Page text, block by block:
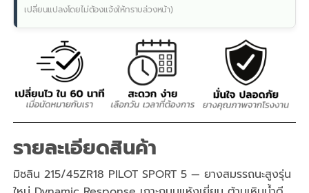
เปลี่ยนแปลงโดยไม่ต้องแจ้งให้ทราบล่วงหน้า)
รายละเอียดสินค้า
มิชลิน 215/45ZR18 PILOT SPORT 5 — ยางสมรรถนะสูงรุ่น